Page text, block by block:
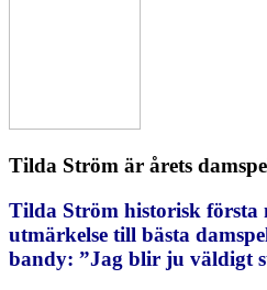
Tilda Ström är årets
Tilda Ström historisk första
utmärkelse till bästa
bandy: ”Jag blir ju väldigt